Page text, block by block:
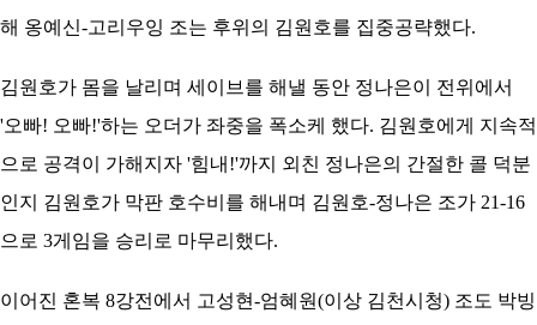
해 옹예신-고리우잉 조는 후위의 김원호를 집중공략했다.
김원호가 몸을 날리며 세이브를 해낼 동안 정나은이 전위에서
'오빠! 오빠!'하는 오더가 좌중을 폭소케 했다. 김원호에게 지속적
으로 공격이 가해지자 '힘내!'까지 외친 정나은의 간절한 콜 덕분
인지 김원호가 막판 호수비를 해내며 김원호-정나은 조가 21-16
으로 3게임을 승리로 마무리했다.
이어진 혼복 8강전에서 고성현-엄혜원(이상 김천시청) 조도 박빙